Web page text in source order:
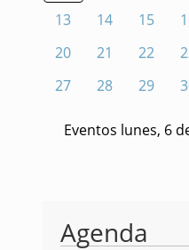
13
14 15
20
21 22
27
28 29
Eventos lunes, 6
Agenda